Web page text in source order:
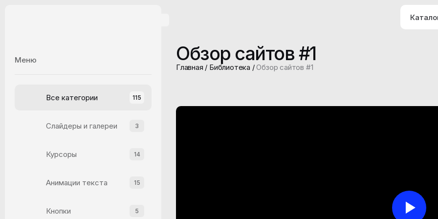
Меню
Все категории 115
Слайдеры и галереи 3
Курсоры 14
Анимации текста 15
Кнопки 5
Обзор сайтов #1
Главная / Библиотека /Обзор сайтов #1